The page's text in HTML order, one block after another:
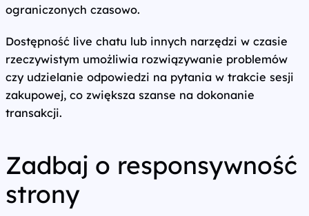
ograniczonych czasowo.
Dostępność live chatu lub innych narzędzi w czasie
rzeczywistym umożliwia rozwiązywanie problemów
czy udzielanie odpowiedzi na pytania w trakcie sesji
zakupowej, co zwiększa szanse na dokonanie
transakcji.
Zadbaj o responsywność
strony